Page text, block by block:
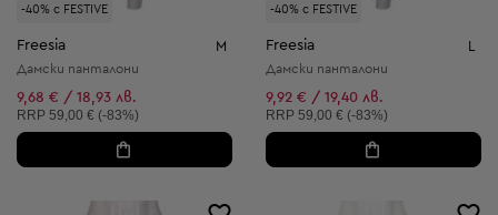
-40% с FESTIVE
Freesia M
Дамски панталони
9,68 € / 18,93 лв.
Препоръчителна цена:
RRP 59,00 € (-83%)
-40% с FESTIVE
Freesia
Дамски панталони
9,92 € / 19,40 лв.
Препоръчителна цена:
RRP 59,00 € (-83%)